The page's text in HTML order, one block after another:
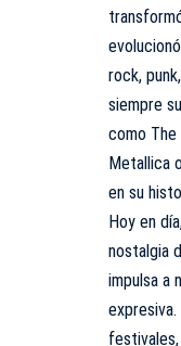
rock,
siempre
como
Metallica
en su
Hoy en
nostalgia
impulsa a